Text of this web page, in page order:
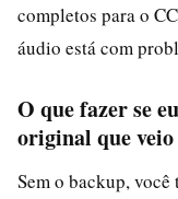
completos para o
áudio está com
O que fazer se
original que
Sem o backup,